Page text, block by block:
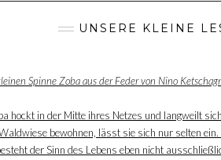
UNSERE KLEINE
Spinne Zoba aus der Feder von Nino
hockt in der Mitte ihres Netzes und langweilt
bewohnen, lässt sie sich nur selten
der Sinn des Lebens eben nicht